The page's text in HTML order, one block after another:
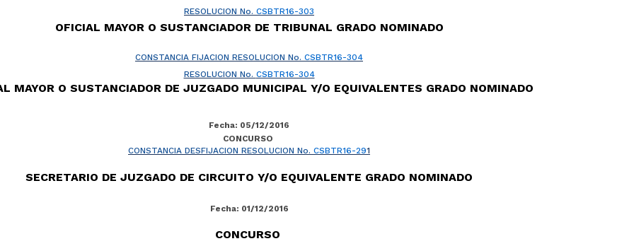
RESOLUCION No. CSBTR16-303
OFICIAL MAYOR O SUSTANCIADOR DE TRIBUNAL GRADO NOMINADO
CONSTANCIA FIJACION RESOLUCION No. CSBTR16-304
RESOLUCION No. CSBTR16-304
MAYOR O SUSTANCIADOR DE JUZGADO MUNICIPAL Y/O EQUIVALENTES GRADO NOMINADO
Fecha: 05/12/2016
CONCURSO
CONSTANCIA DESFIJACION RESOLUCION No. CSBTR16-291
SECRETARIO DE JUZGADO DE CIRCUITO Y/O EQUIVALENTE GRADO NOMINADO
Fecha: 01/12/2016
CONCURSO